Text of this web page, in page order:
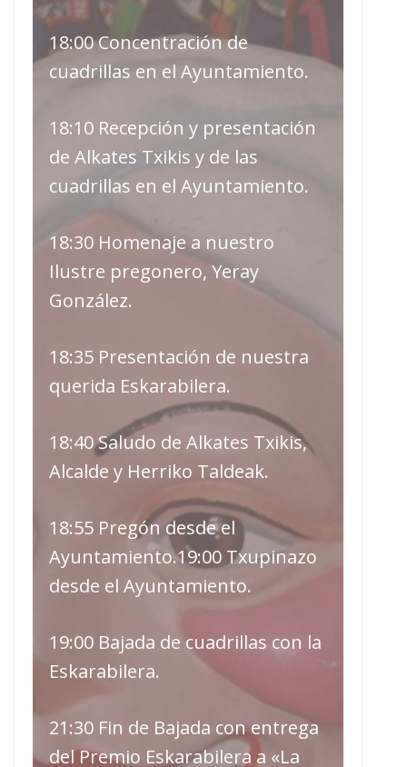
18:00 Concentración de
cuadrillas en el Ayuntamiento.
18:10 Recepción y presentación
de Alkates Txikis y de las
cuadrillas en el Ayuntamiento.
18:30 Homenaje a nuestro
Ilustre pregonero, Yeray
González.
18:35 Presentación de nuestra
querida Eskarabilera.
18:40 Saludo de Alkates Txikis,
Alcalde y Herriko Taldeak.
18:55 Pregón desde el
Ayuntamiento.19:00 Txupinazo
desde el Ayuntamiento.
19:00 Bajada de cuadrillas con la
Eskarabilera.
21:30 Fin de Bajada con entrega
del Premio Eskarabilera a «La